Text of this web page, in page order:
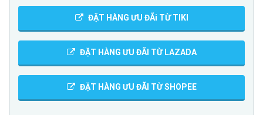
ĐẶT HÀNG ƯU ĐÃi TỪ TIKI
ĐẶT HÀNG ƯU ĐÃI TỪ LAZADA
ĐẶT HÀNG ƯU ĐÃI TỪ SHOPEE